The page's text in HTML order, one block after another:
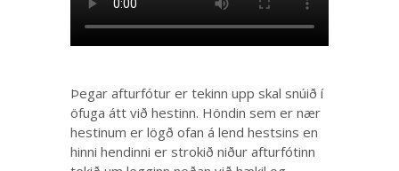
Þegar afturfótur er tekinn upp skal snúið í
öfuga átt við hestinn. Höndin sem er nær
hestinum er lögð ofan á lend hestsins en
hinni hendinni er strokið niður afturfótinn